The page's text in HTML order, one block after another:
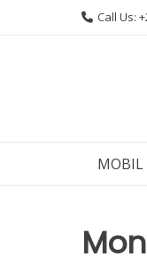
Call Us:
MOBIL